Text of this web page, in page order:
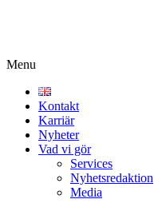
Menu
Kontakt
Karriär
Nyheter
Vad vi gör
Services
Nyhetsredaktion
Media